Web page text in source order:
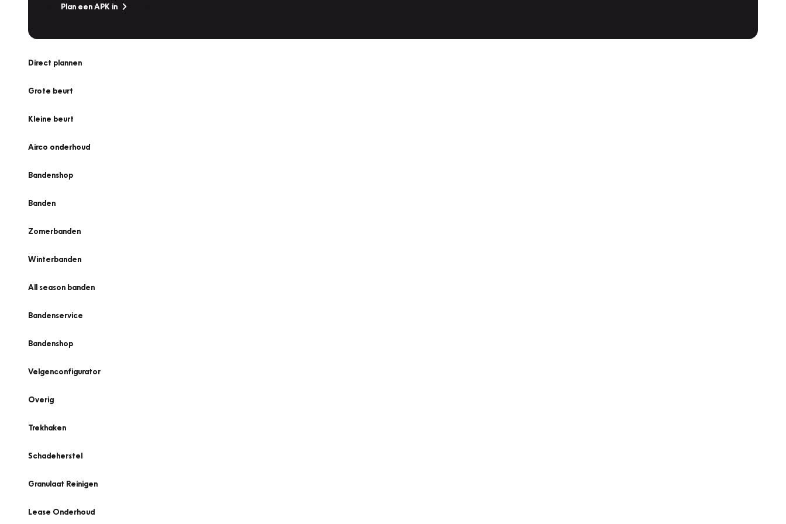
Plan een APK in
Direct plannen
Grote beurt
Kleine beurt
Airco onderhoud
Bandenshop
Banden
Zomerbanden
Winterbanden
All season banden
Bandenservice
Bandenshop
Velgenconfigurator
Overig
Trekhaken
Schadeherstel
Granulaat Reinigen
Lease Onderhoud